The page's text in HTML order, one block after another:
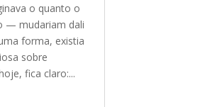
o quanto o
— mudariam dali
forma, existia
sobre
fica claro:...